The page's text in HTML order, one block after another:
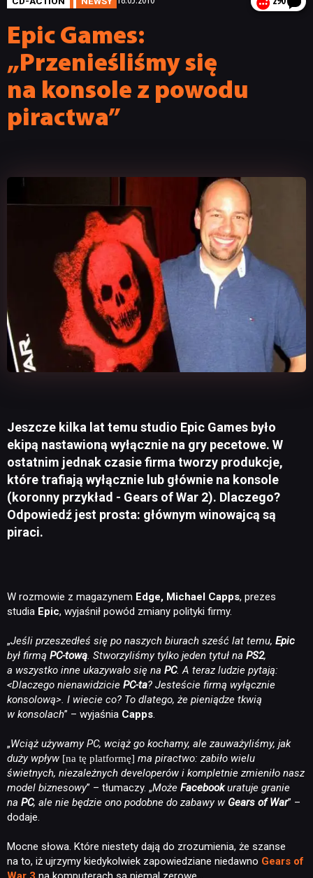
Epic Games:
„Przenieśliśmy się
na konsole z powodu
piractwa”
Jeszcze kilka lat temu studio Epic Games było
ekipą nastawioną wyłącznie na gry pecetowe. W
ostatnim jednak czasie firma tworzy produkcje,
które trafiają wyłącznie lub głównie na konsole
(koronny przykład - Gears of War 2). Dlaczego?
Odpowiedź jest prosta: głównym winowajcą są
piraci.
W rozmowie z magazynem Edge, Michael Capps, prezes
studia Epic, wyjaśnił powód zmiany polityki firmy.
„Jeśli przeszedłeś się po naszych biurach sześć lat temu, Epic
był firmą PC-tową. Stworzyliśmy tylko jeden tytuł na PS2,
a wszystko inne ukazywało się na PC. A teraz ludzie pytają:
<Dlaczego nienawidzicie PC-ta? Jesteście firmą wyłącznie
konsolową>. I wiecie co? To dlatego, że pieniądze tkwią
w konsolach” – wyjaśnia Capps.
„Wciąż używamy PC, wciąż go kochamy, ale zauważyliśmy, jak
duży wpływ [na tę platformę] ma piractwo: zabiło wielu
świetnych, niezależnych developerów i kompletnie zmieniło nasz
model biznesowy” – tłumaczy. „Może Facebookuratuje granie
na PC, ale nie będzie ono podobne do zabawy w Gears of War” –
dodaje.
Mocne słowa. Które niestety dają do zrozumienia, że szanse
na to, iż ujrzymy kiedykolwiek zapowiedziane niedawno Gears of